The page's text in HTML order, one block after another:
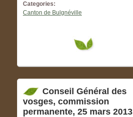
Categories:
Canton de Bulgnéville
Conseil Général des
vosges, commission
permanente, 25 mars 2013